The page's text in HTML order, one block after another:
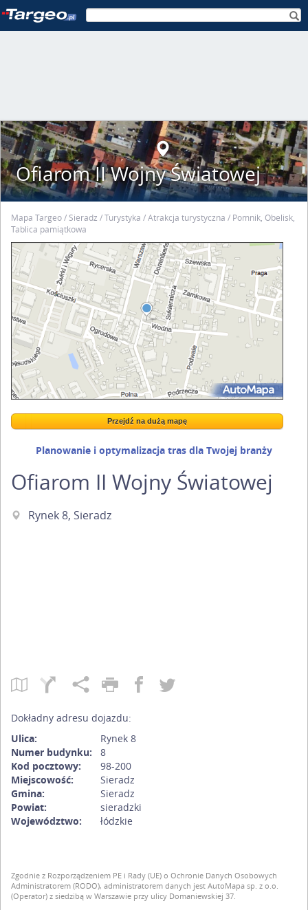
Ofiarom II Wojny Światowej
Mapa Targeo Sieradz Turystyka Atrakcja turystyczna
Pomnik, Obelisk,
Tablica pamiątkowa
Wstaw tę mapkę na swoją stronę
Przejdź na dużą mapę
Przejdź na dużą mapę
Planowanie i optymalizacja tras dla Twojej branży
Ofiarom II Wojny Światowej
Rynek 8, Sieradz
Dokładny adresu dojazdu:
Ulica:
Rynek 8
Numer budynku:
8
Kod pocztowy:
98-200
Miejscowość:
Sieradz
Gmina:
Sieradz
Powiat:
sieradzki
Województwo:
łódzkie
Zgodnie z Rozporządzeniem PE i Rady (UE) o Ochronie Danych Osobowych
Administratorem (RODO), administratorem danych jest AutoMapa sp. z o.o.
(Operator) z siedzibą w Warszawie przy ulicy Domaniewskiej 37.